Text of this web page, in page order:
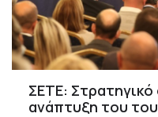
ΣΕΤΕ: Στρατηγικό
ανάπτυξη του